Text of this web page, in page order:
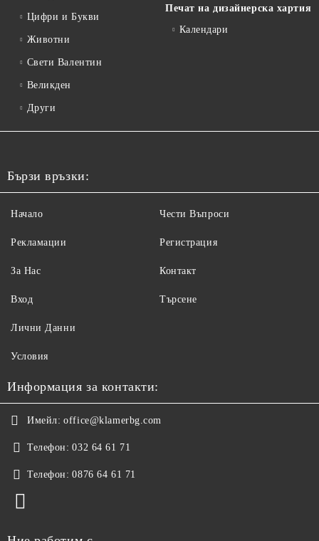
Цифри и Букви
Животни
Свети Валентин
Великден
Други
Печат на дизайнерска хартия
Календари
Бързи връзки:
Начало
Рекламации
За Нас
Вход
Чести Въпроси
Регистрация
Контакт
Търсене
Лични Данни
Условия
Информация за контакти:
Имейл: office@klamerbg.com
Телефон: 032 64 61 71
Телефон: 0876 64 61 71